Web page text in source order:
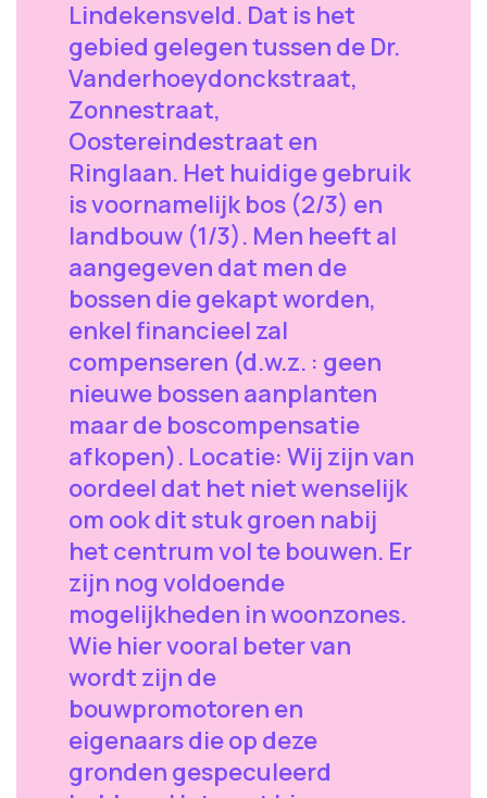
Lindekensveld. Dat is het
gebied gelegen tussen de Dr.
Vanderhoeydonckstraat,
Zonnestraat,
Oostereindestraat en
Ringlaan. Het huidige gebruik
is voornamelijk bos (2/3) en
landbouw (1/3). Men heeft al
aangegeven dat men de
bossen die gekapt worden,
enkel financieel zal
compenseren (d.w.z. : geen
nieuwe bossen aanplanten
maar de boscompensatie
afkopen). Locatie: Wij zijn van
oordeel dat het niet wenselijk
om ook dit stuk groen nabij
het centrum vol te bouwen. Er
zijn nog voldoende
mogelijkheden in woonzones.
Wie hier vooral beter van
wordt zijn de
bouwpromotoren en
eigenaars die op deze
gronden gespeculeerd